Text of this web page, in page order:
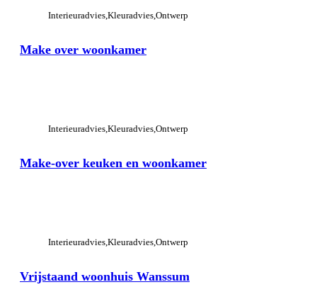
Interieuradvies Kleuradvies Ontwerp
Make over woonkamer
Interieuradvies Kleuradvies Ontwerp
Make-over keuken en woonkamer
Interieuradvies Kleuradvies Ontwerp
Vrijstaand woonhuis Wanssum